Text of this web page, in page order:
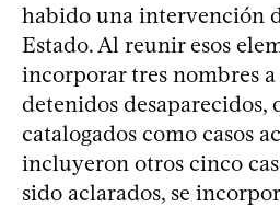
habido una intervención
Estado. Al reunir esos
incorporar tres nombres
detenidos desaparecidos,
catalogados como casos
incluyeron otros cinco
sido aclarados, se